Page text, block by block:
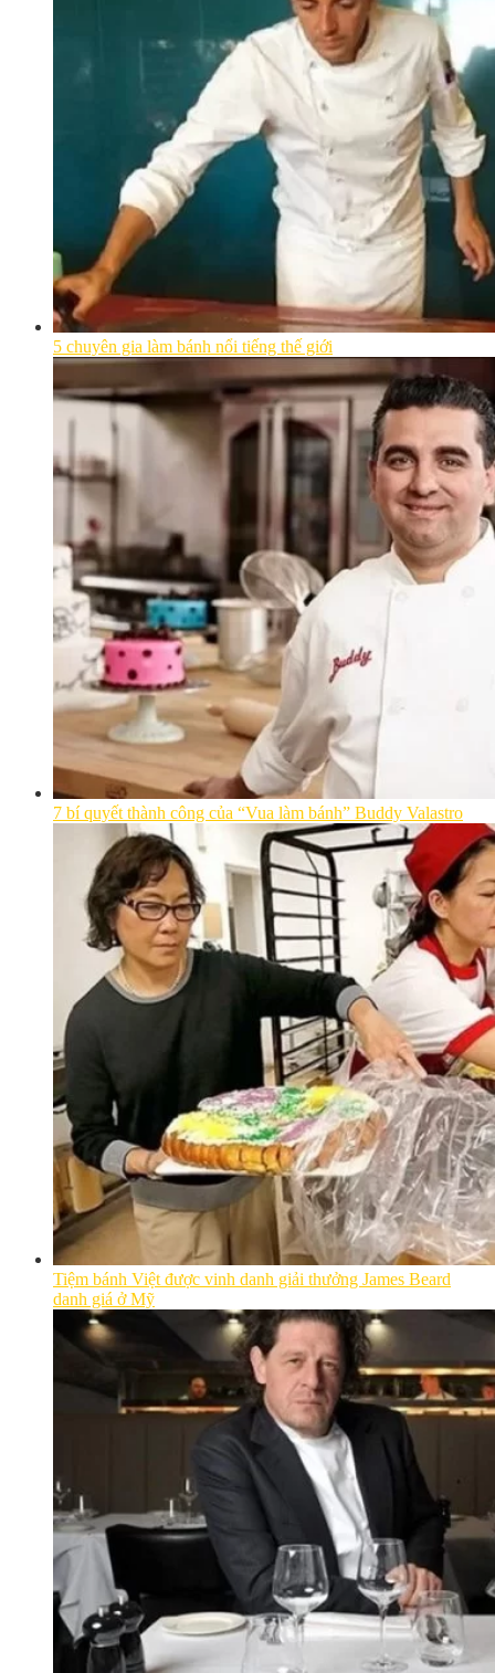
5 chuyên gia làm bánh nổi tiếng thế giới
7 bí quyết thành công của “Vua làm bánh” Buddy Valastro
Tiệm bánh Việt được vinh danh giải thưởng James Beard
danh giá ở Mỹ